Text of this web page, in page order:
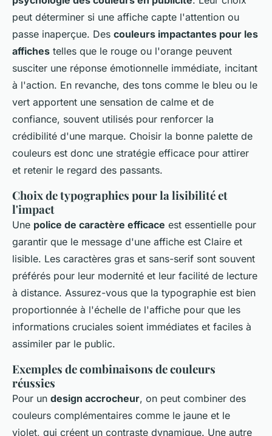
peut déterminer si une affiche capte l'attention ou
passe inaperçue. Des couleurs impactantes pour les
affiches telles que le rouge ou l'orange peuvent
susciter une réponse émotionnelle immédiate, incitant
à l'action. En revanche, des tons comme le bleu ou le
vert apportent une sensation de calme et de
confiance, souvent utilisés pour renforcer la
crédibilité d'une marque. Choisir la bonne palette de
couleurs est donc une stratégie efficace pour attirer
et retenir le regard des passants.
Choix de typographies pour la lisibilité et
l'impact
Une police de caractère efficace est essentielle pour
garantir que le message d'une affiche est Claire et
lisible. Les caractères gras et sans-serif sont souvent
préférés pour leur modernité et leur facilité de lecture
à distance. Assurez-vous que la typographie est bien
proportionnée à l'échelle de l'affiche pour que les
informations cruciales soient immédiates et faciles à
assimiler par le public.
Exemples de combinaisons de couleurs
réussies
Pour un design accrocheur, on peut combiner des
couleurs complémentaires comme le jaune et le
violet, qui créent un contraste dynamique. Une autre